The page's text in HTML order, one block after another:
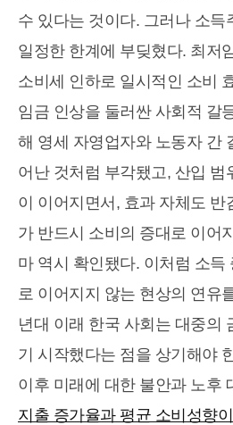
수 있다는 것이다. 그러나 소득
일정한 한계에 부딪혔다. 최저
소비세 인하로 일시적인 소비
임금 인상을 둘러싼 사회적 갈
해 영세 자영업자와 노동자 간
어난 것처럼 부각됐고, 산입 범
이 이어지면서, 효과 자체도 반
가 반드시 소비의 증대로 이어
마 역시 확인됐다. 이처럼 소득
로 이어지지 않는 현상의 연유
년대 이래 한국 사회는 대중의
기 시작했다는 점을 상기해야
이후 미래에 대한 불안과 노후
지출 증가율과 평균 소비성향